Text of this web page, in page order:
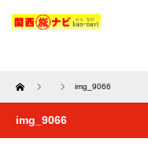
Home img_9066
img_9066